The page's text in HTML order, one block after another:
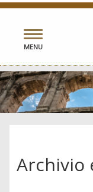
Toggle
navigation
MENU
Archivio